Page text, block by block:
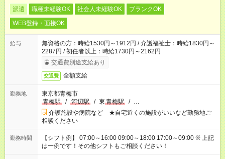
派遣 職種未経験OK 社会人未経験OK
ブランクOK
WEB登録・面接OK
給与
無資格の方：時給1530円～1912円 / 介護福祉士：時給1830円～
2287円 / 初任者以上：時給1730円～2162円
交通費別途支給あり
交通費 全額支給
勤務地
東京都青梅市
青梅駅
/ 河辺駅 / 東 青梅駅 / …
介護施設や病院など ★自宅近くの施設がいいなど勤務地ご
相談ください
勤務時間
【シフト例】 07:00～16:00 09:00～18:00 17:00～09:00 ※ 上記
は一例です！その他シフトもご相談ください！